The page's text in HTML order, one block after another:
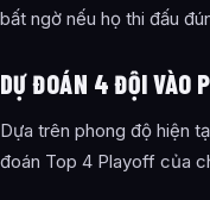
bất ngờ nếu họ thi đấu
DỰ ĐOÁN 4 ĐỘI VÀO
Dựa trên phong độ hiện
đoán Top 4 Playoff của